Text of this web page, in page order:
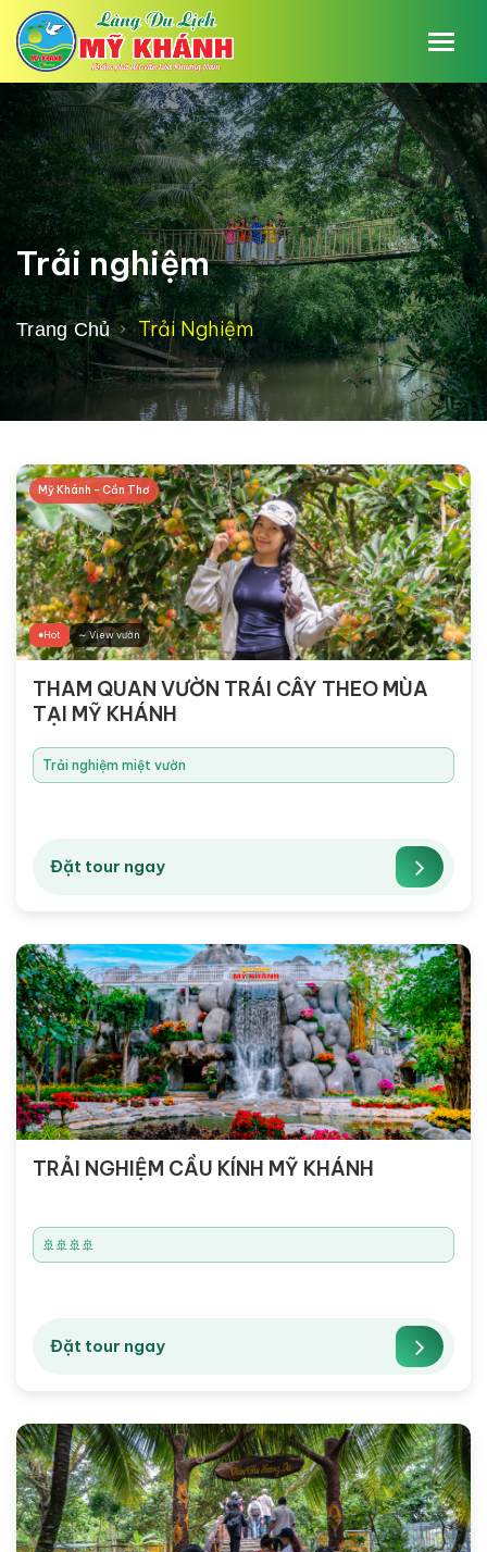
Trải nghiệm
Trang Chủ Trải Nghiệm
Mỹ Khánh - Cần Thơ
Hot ∼ View vườn
THAM QUAN VƯỜN TRÁI CÂY THEO MÙA
TẠI MỸ KHÁNH
Trải nghiệm miệt vườn
Đặt tour ngay
TRẢI NGHIỆM CẦU KÍNH MỸ KHÁNH
🚢🚢🚢🚢
Đặt tour ngay